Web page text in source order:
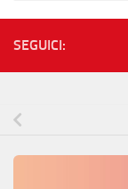
SEGUICI: